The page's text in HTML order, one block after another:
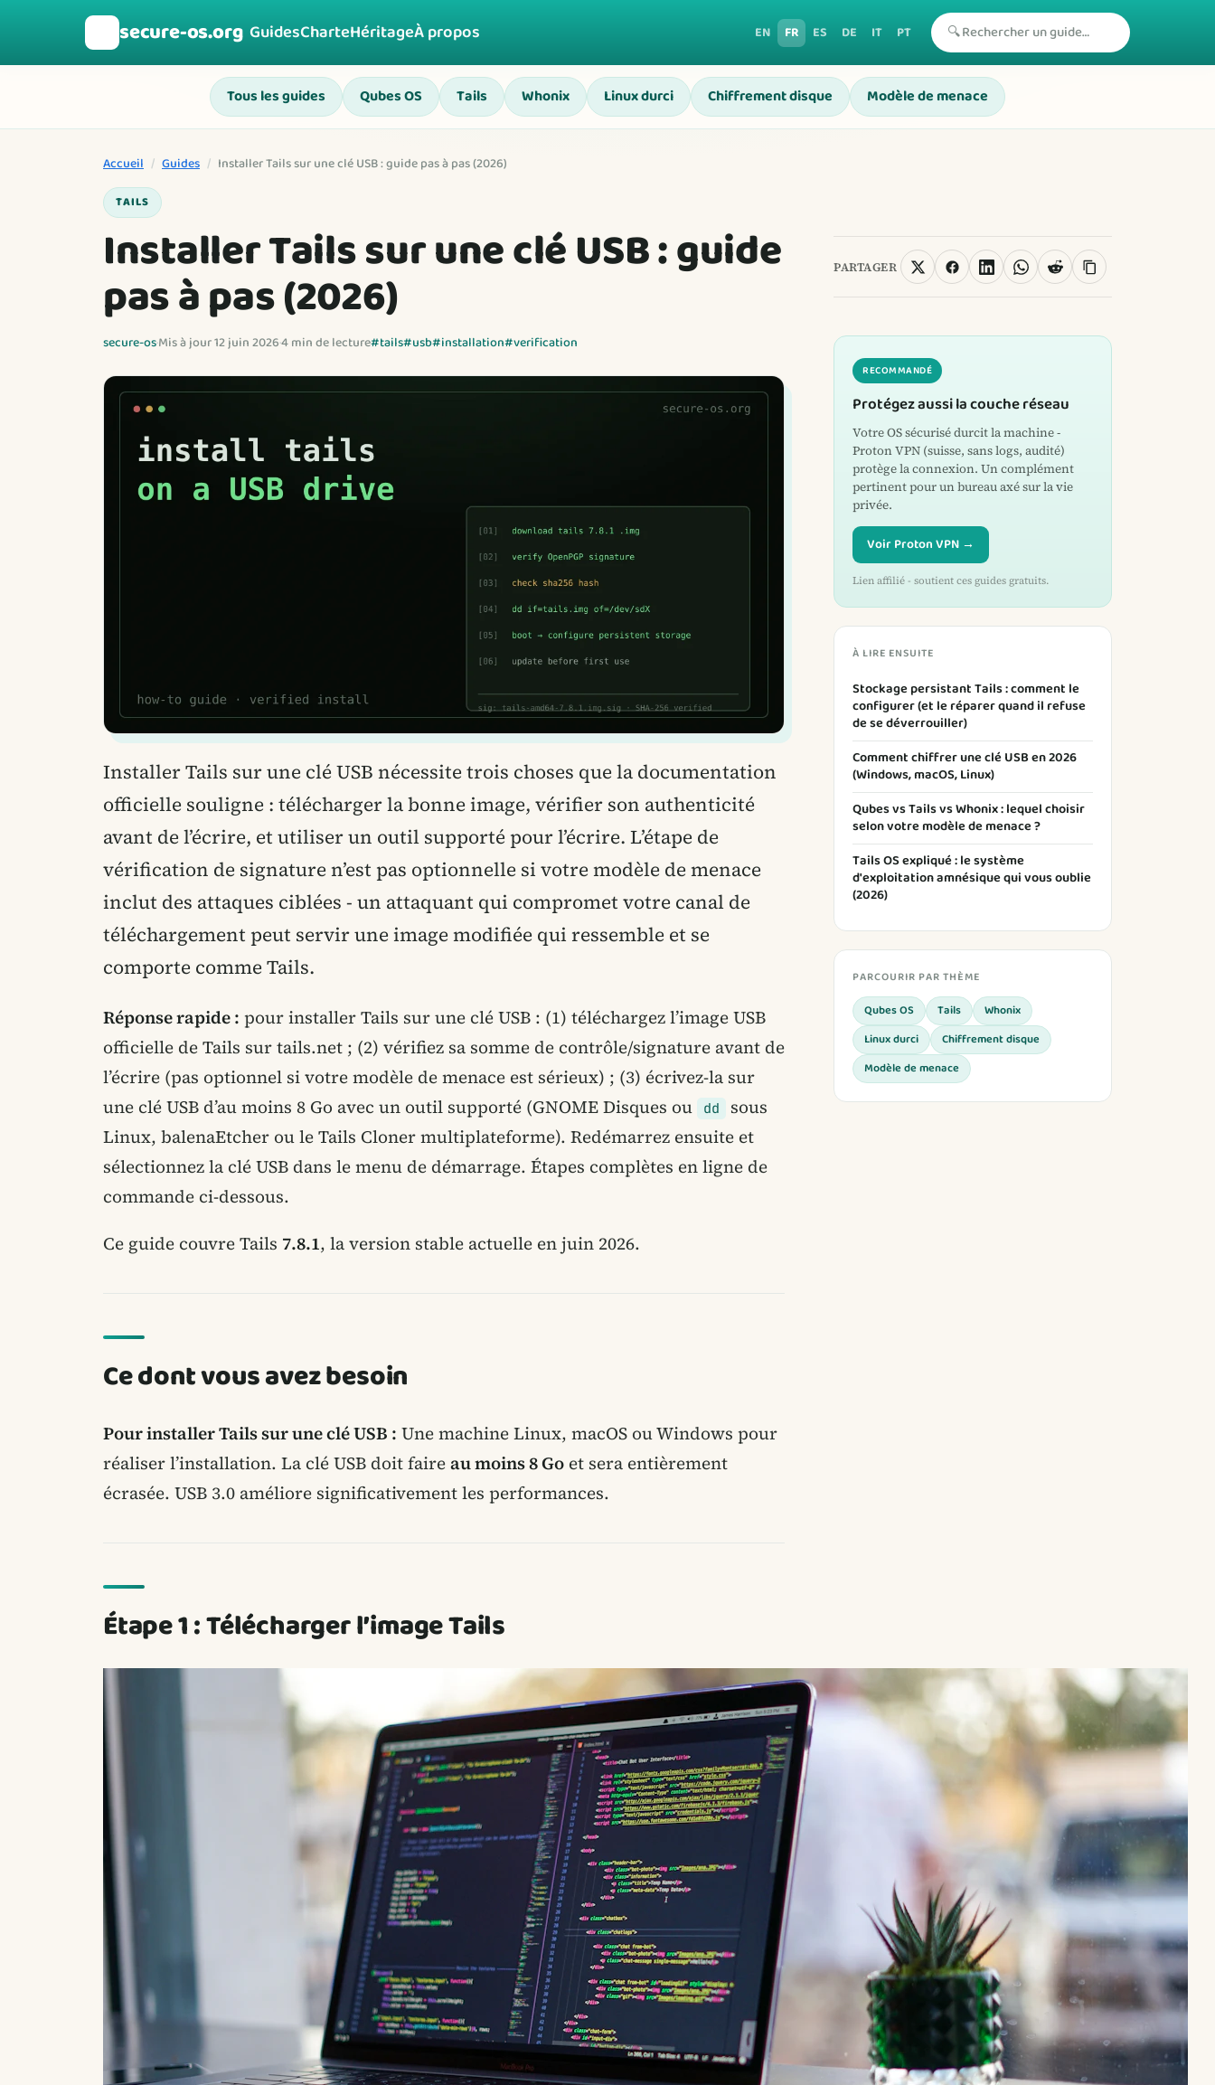
secure-os.org GuidesCharteHéritageÀ propos EN FR ES DE IT PT 🔍
Tous les guides Qubes OS Tails Whonix Linux durci Chiffrement disque Modèle de menace
Accueil / Guides / Installer Tails sur une clé USB : guide pas à pas (2026)
TAILS
Installer Tails sur une clé USB : guide
pas à pas (2026)
secure-os·Mis à jour 12 juin 2026·4 min de lecture#tails#usb#installation#verification
Installer Tails sur une clé USB nécessite trois choses que la documentation
officielle souligne : télécharger la bonne image, vérifier son authenticité
avant de l’écrire, et utiliser un outil supporté pour l’écrire. L’étape de
vérification de signature n’est pas optionnelle si votre modèle de menace
inclut des attaques ciblées - un attaquant qui compromet votre canal de
téléchargement peut servir une image modifiée qui ressemble et se
comporte comme Tails.
Réponse rapide : pour installer Tails sur une clé USB : (1) téléchargez l’image USB
officielle de Tails sur tails.net ; (2) vérifiez sa somme de contrôle/signature avant de
l’écrire (pas optionnel si votre modèle de menace est sérieux) ; (3) écrivez-la sur
une clé USB d’au moins 8 Go avec un outil supporté (GNOME Disques ou
dd
sous
Linux, balenaEtcher ou le Tails Cloner multiplateforme). Redémarrez ensuite et
sélectionnez la clé USB dans le menu de démarrage. Étapes complètes en ligne de
commande ci-dessous.
Ce guide couvre Tails 7.8.1, la version stable actuelle en juin 2026.
Ce dont vous avez besoin
Pour installer Tails sur une clé USB : Une machine Linux, macOS ou Windows pour
réaliser l’installation. La clé USB doit faireau moins 8 Go et sera entièrement
écrasée. USB 3.0 améliore significativement les performances.
Étape 1 : Télécharger l’image Tails
PARTAGER
RECOMMANDÉ
Protégez aussi la couche réseau
Votre OS sécurisé durcit la machine -
Proton VPN (suisse, sans logs, audité)
protège la connexion. Un complément
pertinent pour un bureau axé sur la vie
privée.
Voir Proton VPN →
Lien affilié - soutient ces guides gratuits.
À LIRE ENSUITE
Stockage persistant Tails : comment le
configurer (et le réparer quand il refuse
de se déverrouiller)
Comment chiffrer une clé USB en 2026
(Windows, macOS, Linux)
Qubes vs Tails vs Whonix : lequel choisir
selon votre modèle de menace ?
Tails OS expliqué : le système
d'exploitation amnésique qui vous oublie
(2026)
PARCOURIR PAR THÈME
Qubes OS Tails
Whonix
Linux durci
Chiffrement disque
Modèle de menace